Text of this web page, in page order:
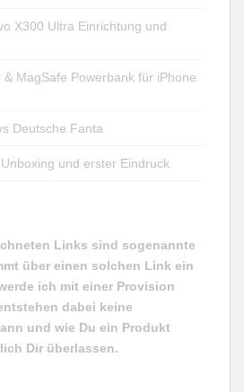
X300 Ultra Einrichtung und
MagSafe Powerbank für iPhone
Deutsche Fanta
und erster Eindruck
Links sind sogenannte
über einen solchen Link ein
ich mit einer Provision
dabei keine
und wie Du ein Produkt
Dir überlassen.